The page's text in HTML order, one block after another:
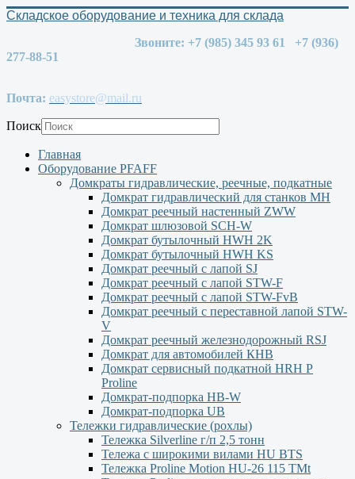
Складское оборудование и техника для склада
Звоните: +7 (985) 345 93 61 +7 (936)
277-88-51
Почта: easystore@mail.ru
Поиск
Главная
Оборудование PFAFF
Домкраты гидравлические, реечные, подкатные
Домкрат гидравлический для станков МН
Домкрат реечный настенный ZWW
Домкрат шлюзовой SCH-W
Домкрат бутылочный HWH 2K
Домкрат бутылочный HWH KS
Домкрат реечный с лапой SJ
Домкрат реечный с лапой STW-F
Домкрат реечный с лапой STW-FvB
Домкрат реечный с переставной лапой STW-
V
Домкрат реечный железнодорожный RSJ
Домкрат для автомобилей КНВ
Домкрат сервисный подкатной НRH P
Proline
Домкрат-подпорка HB-W
Домкрат-подпорка UB
Тележки гидравлические (рохлы)
Тележка Silverline г/п 2,5 тонн
Тележа с широкими вилами HU BTS
Тележка Proline Motion HU-26 115 TMt